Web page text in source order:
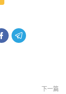
 
下一篇